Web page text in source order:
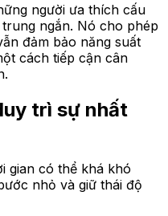
người ưa thích cấu
ngắn. Nó cho phép
đảm bảo năng suất
cách tiếp cận cân
trì sự nhất
gian có thể khá khó
nhỏ và giữ thái độ